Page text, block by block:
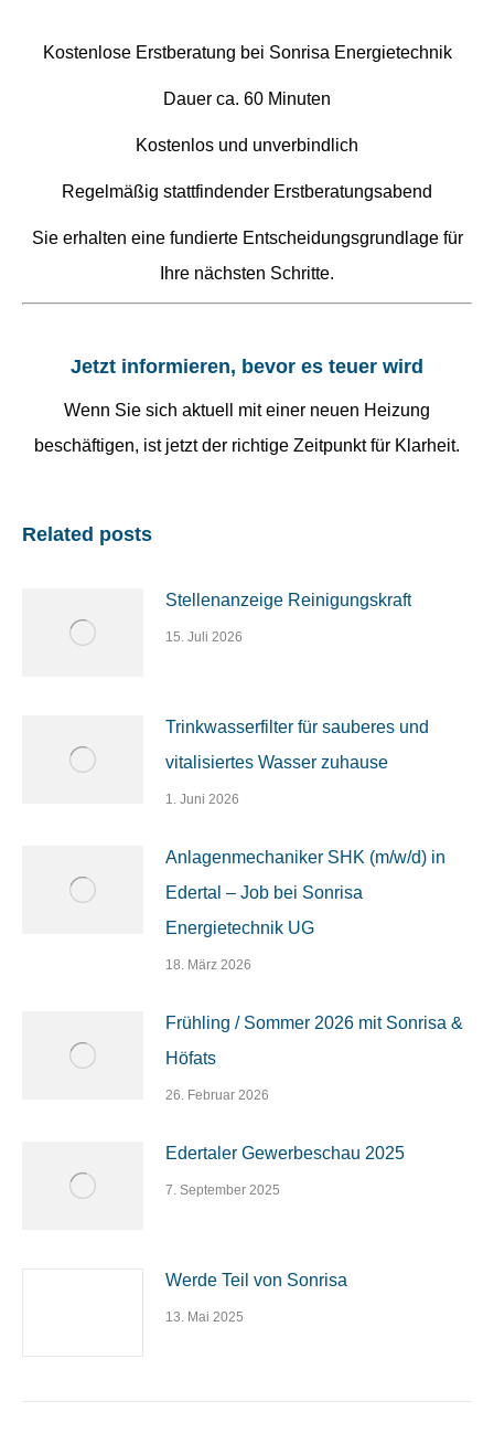
Kostenlose Erstberatung bei Sonrisa Energietechnik
Dauer ca. 60 Minuten
Kostenlos und unverbindlich
Regelmäßig stattfindender Erstberatungsabend
Sie erhalten eine fundierte Entscheidungsgrundlage für
Ihre nächsten Schritte.
Jetzt informieren, bevor es teuer wird
Wenn Sie sich aktuell mit einer neuen Heizung
beschäftigen, ist jetzt der richtige Zeitpunkt für Klarheit.
Related posts
Stellenanzeige Reinigungskraft
15. Juli 2026
Trinkwasserfilter für sauberes und
vitalisiertes Wasser zuhause
1. Juni 2026
Anlagenmechaniker SHK (m/w/d) in
Edertal – Job bei Sonrisa
Energietechnik UG
18. März 2026
Frühling / Sommer 2026 mit Sonrisa &
Höfats
26. Februar 2026
Edertaler Gewerbeschau 2025
7. September 2025
Werde Teil von Sonrisa
13. Mai 2025